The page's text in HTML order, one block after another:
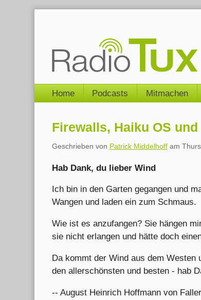
Navigation
Home Podcasts Mitmachen
Firewalls, Haiku OS
Geschrieben von Patrick Middelhoffam
Hab Dank, du lieber Wind
Ich bin in den Garten gegangen und
Wangen und laden ein zum Schmaus.
Wie ist es anzufangen? Sie hängen
sie nicht erlangen und hätte doch
Da kommt der Wind aus dem Westen
den allerschönsten und besten - hab
-- August Heinrich Hoffmann von